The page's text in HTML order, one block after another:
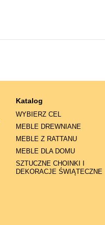
Katalog
WYBIERZ CEL
MEBLE DREWNIANE
MEBLE Z RATTANU
MEBLE DLA DOMU
SZTUCZNE CHOINKI I
DEKORACJE ŚWIĄTECZNE